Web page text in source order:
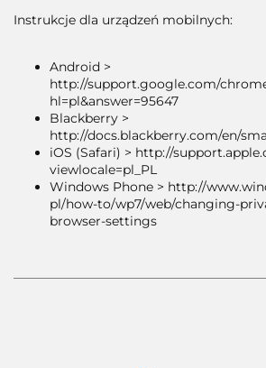
Instrukcje dla urządzeń mobilnych:
Android >
http://support.google.com/
hl=pl&answer=95647
Blackberry >
http://docs.blackberry.com/en/
iOS (Safari) > http://
viewlocale=pl_PL
Windows Phone > http://
pl/how-to/wp7/web/changing-
browser-settings